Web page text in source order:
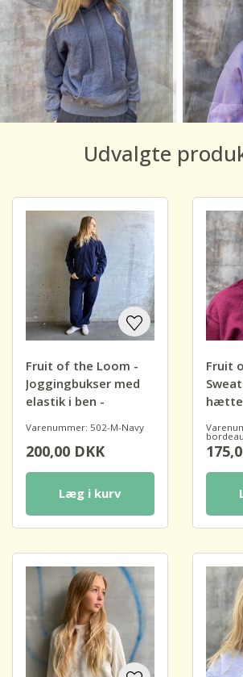
Udvalgte
Fruit of the Loom -
Joggingbukser med
elastik i ben -
Varenummer: 502-M-Navy
200,00 DKK
Læg i kurv
Fruit
hætte